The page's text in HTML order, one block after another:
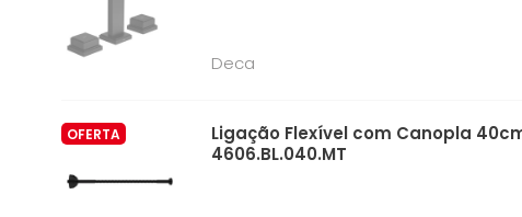
Deca
OFERTA
Ligação Flexível com Canopla
4606.BL.040.MT